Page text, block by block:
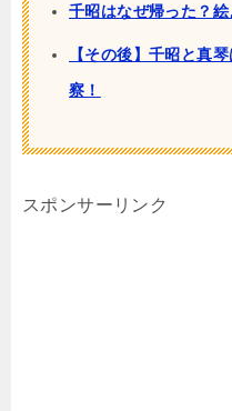
千昭はなぜ帰った？
【その後】千昭と真
察！
スポンサーリンク